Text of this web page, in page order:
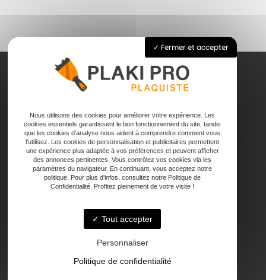
Pose de plaque de plâtre
Joints
Faux plafond
Contact
47000 Agen
Fermer et accepter
Nous utilisons des cookies pour améliorer votre expérience. Les
cookies essentiels garantissent le bon fonctionnement du site, tandis
que les cookies d'analyse nous aident à comprendre comment vous
l'utilisez. Les cookies de personnalisation et publicitaires permettent
une expérience plus adaptée à vos préférences et peuvent afficher
des annonces pertinentes. Vous contrôlez vos cookies via les
paramètres du navigateur. En continuant, vous acceptez notre
politique. Pour plus d'infos, consultez notre Politique de
Confidentialité. Profitez pleinement de votre visite !
Tout accepter
Personnaliser
Politique de confidentialité